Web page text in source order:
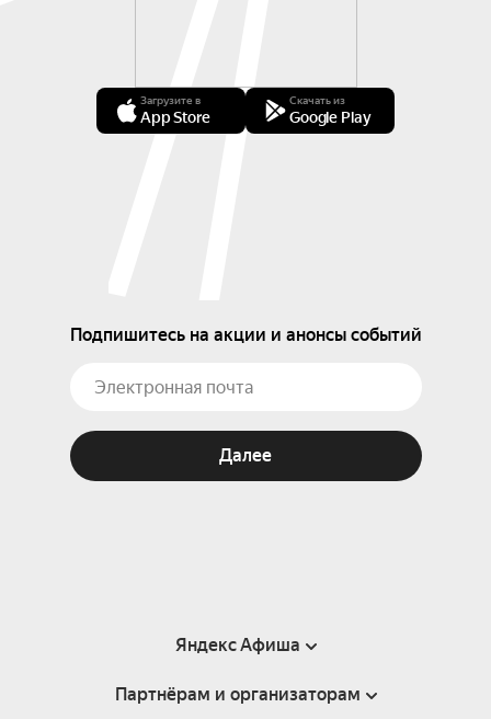
Загрузите в
App Store
Скачать из
Google Play
Подпишитесь на акции и анонсы событий
Далее
Яндекс Афиша
Справка
Партнёрам и организаторам